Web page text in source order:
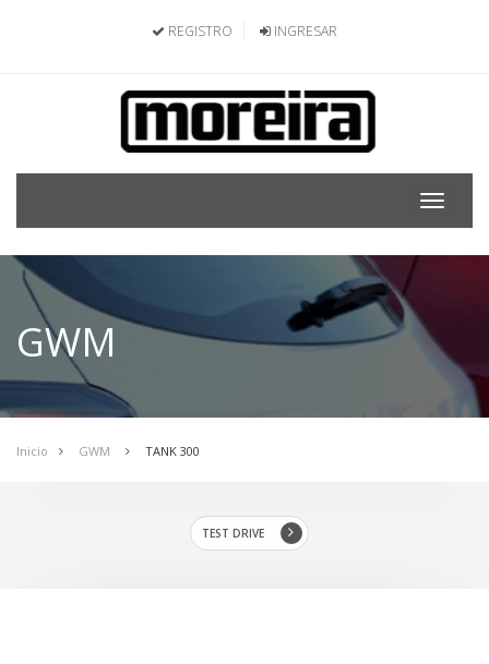
REGISTRO INGRESAR
Toggle
GWM
Inicio GWM TANK 300
TEST DRIVE